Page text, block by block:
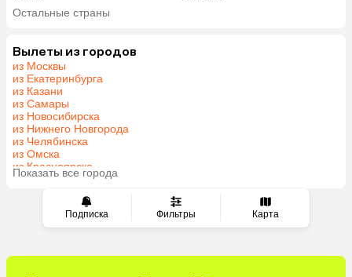
Подписка Фильтры Карта
Вьетнам
Грузия
Шри-Ланка
Азербайджан
Индия
Кипр
Киргизия
Гонконг
Куба
Болгария
Остальные страны
Вылеты из городов
из Москвы
из Екатеринбурга
из Казани
из Самары
из Новосибирска
из Нижнего Новгорода
из Челябинска
из Омска
из Красноярска
из Волгограда
Показать все города